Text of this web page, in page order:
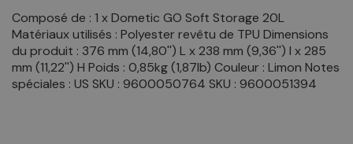
Composé de : 1 x Dometic GO Soft Storage 20L
Matériaux utilisés : Polyester revêtu de TPU Dimensions
du produit : 376 mm (14,80'') L x 238 mm (9,36'') l x 285
mm (11,22'') H Poids : 0,85kg (1,87lb) Couleur : Limon Notes
spéciales : US SKU : 9600050764 SKU : 9600051394